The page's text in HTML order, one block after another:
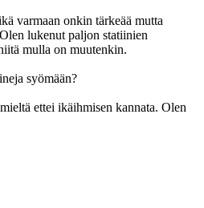
varmaan onkin tärkeää mutta
lukenut paljon statiinien
mulla on muutenkin.
syömään?
ettei ikäihmisen kannata. Olen